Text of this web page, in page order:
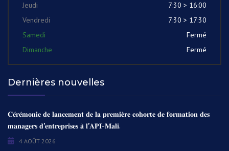
Jeudi
7:30 > 16:00
Vendredi
7:30 > 17:30
Samedi
Fermé
Dimanche
Fermé
Dernières nouvelles
𝐂𝐞́𝐫𝐞́𝐦𝐨𝐧𝐢𝐞 𝐝𝐞 𝐥𝐚𝐧𝐜𝐞𝐦𝐞𝐧𝐭 𝐝𝐞 𝐥𝐚 𝐩𝐫𝐞𝐦𝐢𝐞̀𝐫𝐞 𝐜𝐨𝐡𝐨𝐫𝐭𝐞 𝐝𝐞 𝐟𝐨𝐫𝐦𝐚𝐭𝐢𝐨𝐧 𝐝𝐞𝐬
𝐦𝐚𝐧𝐚𝐠𝐞𝐫𝐬 𝐝’𝐞𝐧𝐭𝐫𝐞𝐩𝐫𝐢𝐬𝐞𝐬 𝐚̀ 𝐥’𝐀𝐏𝐈-𝐌𝐚𝐥𝐢.
4 AOÛT 2026